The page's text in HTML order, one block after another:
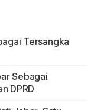
Tersangka
Sebagai
DPRD